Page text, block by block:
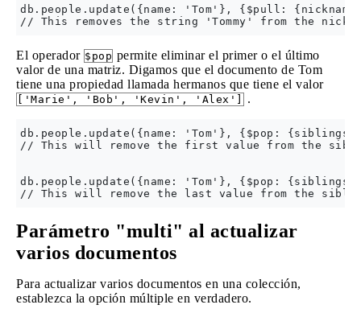
db.people.update({name: 'Tom'}, {$pull:
El operador $pop permite eliminar el primer o el último
valor de una matriz. Digamos que el documento de Tom
tiene una propiedad llamada hermanos que tiene el valor
['Marie', 'Bob', 'Kevin', 'Alex'] .
db.people.update({name: 'Tom'}, {$pop:
// This will remove the first value from the
db.people.update({name: 'Tom'}, {$pop:
Parámetro "multi" al actualizar
varios documentos
Para actualizar varios documentos en una colección,
establezca la opción múltiple en verdadero.